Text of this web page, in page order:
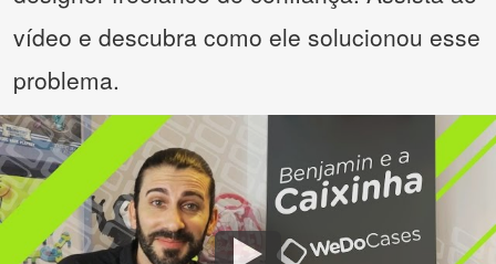
vídeo e descubra como ele solucionou esse
problema.